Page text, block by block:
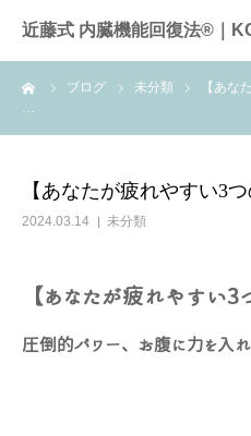
近藤式 内臓機能回復法®｜
ブログ 未分類
【あな
…
【あなたが疲れやすい3
2024.03.14 未分類
【あなたが疲れやすい
圧倒的パワー、お腹に力を入
近藤式内臓機能回復法とは
施術料金
全国のサロン